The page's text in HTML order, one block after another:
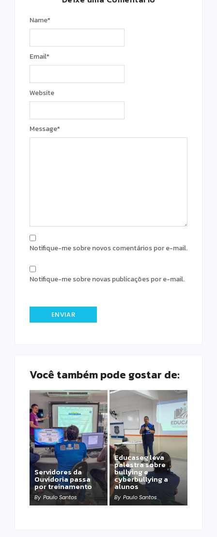
Message*
Name*
Email*
Website
Notifique-me sobre novos comentários por e-mail.
Notifique-me sobre novas publicações por e-mail.
Você também pode gostar de:
Servidores da
Ouvidoria passa
por treinamento
By Paulo Santos
Educaseg leva
palestra sobre
bullying e
cyberbullying a
alunos
By Paulo Santos